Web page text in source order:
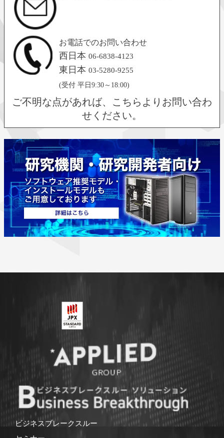
お電話でのお問い合わせ
西日本 06-6838-4123
東日本 03-5280-9255
(受付 平日9:30～18:00)
ご不明な点があれば、こちらよりお問い合わ
せください。
ビジネスブレークスルー